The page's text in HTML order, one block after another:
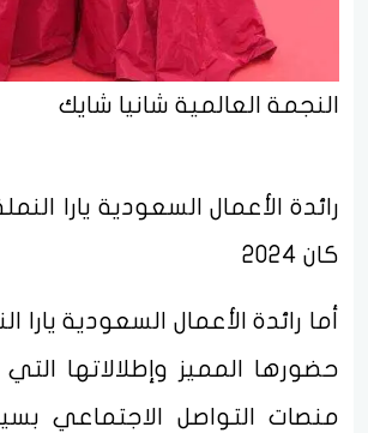
النجمة العالمية شانيا شايك
رائدة الأعمال السعودية يارا
كان 2024
أما رائدة الأعمال السعودية يارا
حضورها المميز وإطلالاتها
منصات التواصل الاجتماعي